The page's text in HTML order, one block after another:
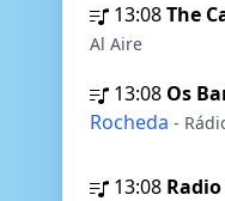
13:08The
Al Aire
13:08 Os
Rocheda -
13:08